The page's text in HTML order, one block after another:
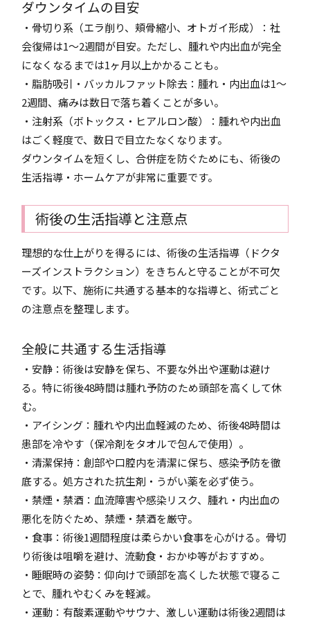
ダウンタイムの目安
・骨切り系（エラ削り、頬骨縮小、オトガイ形成）：社
会復帰は1〜2週間が目安。ただし、腫れや内出血が完全
になくなるまでは1ヶ月以上かかることも。
・脂肪吸引・バッカルファット除去：腫れ・内出血は1〜
2週間、痛みは数日で落ち着くことが多い。
・注射系（ボトックス・ヒアルロン酸）：腫れや内出血
はごく軽度で、数日で目立たなくなります。
ダウンタイムを短くし、合併症を防ぐためにも、術後の
生活指導・ホームケアが非常に重要です。
術後の生活指導と注意点
理想的な仕上がりを得るには、術後の生活指導（ドクタ
ーズインストラクション）をきちんと守ることが不可欠
です。以下、施術に共通する基本的な指導と、術式ごと
の注意点を整理します。
全般に共通する生活指導
・安静：術後は安静を保ち、不要な外出や運動は避け
る。特に術後48時間は腫れ予防のため頭部を高くして休
む。
・アイシング：腫れや内出血軽減のため、術後48時間は
患部を冷やす（保冷剤をタオルで包んで使用）。
・清潔保持：創部や口腔内を清潔に保ち、感染予防を徹
底する。処方された抗生剤・うがい薬を必ず使う。
・禁煙・禁酒：血流障害や感染リスク、腫れ・内出血の
悪化を防ぐため、禁煙・禁酒を厳守。
・食事：術後1週間程度は柔らかい食事を心がける。骨切
り術後は咀嚼を避け、流動食・おかゆ等がおすすめ。
・睡眠時の姿勢：仰向けで頭部を高くした状態で寝るこ
とで、腫れやむくみを軽減。
・運動：有酸素運動やサウナ、激しい運動は術後2週間は